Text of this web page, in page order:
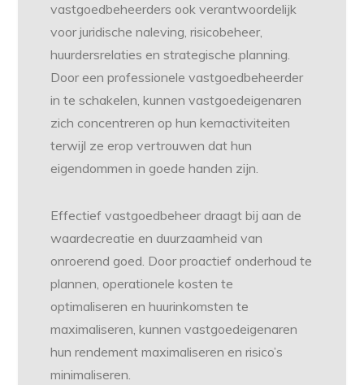
vastgoedbeheerders ook verantwoordelijk
voor juridische naleving, risicobeheer,
huurdersrelaties en strategische planning.
Door een professionele vastgoedbeheerder
in te schakelen, kunnen vastgoedeigenaren
zich concentreren op hun kernactiviteiten
terwijl ze erop vertrouwen dat hun
eigendommen in goede handen zijn.
Effectief vastgoedbeheer draagt bij aan de
waardecreatie en duurzaamheid van
onroerend goed. Door proactief onderhoud te
plannen, operationele kosten te
optimaliseren en huurinkomsten te
maximaliseren, kunnen vastgoedeigenaren
hun rendement maximaliseren en risico’s
minimaliseren.